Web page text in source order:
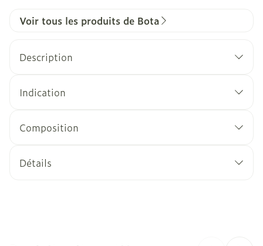
Voir tous les produits de Bota
Description
Indication
Composition
Détails